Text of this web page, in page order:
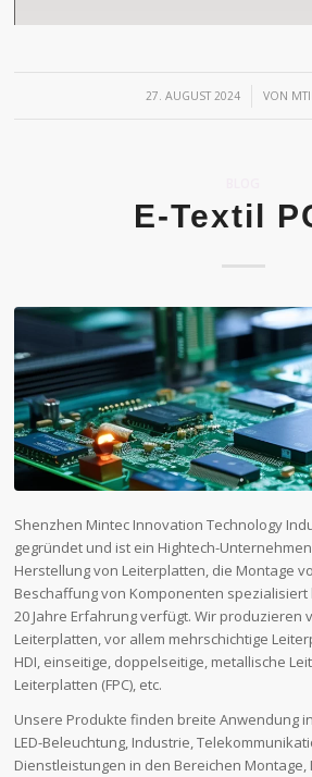
27. AUGUST 2024
/ VON
E-Textil
Shenzhen Mintec Innovation Technology
gegründet und ist ein Hightech-
Herstellung von Leiterplatten, die Montage
Beschaffung von Komponenten
20 Jahre Erfahrung verfügt. Wir produzieren
Leiterplatten, vor allem mehrschichtige
HDI, einseitige, doppelseitige, metallische
Leiterplatten (FPC), etc.
Unsere Produkte finden breite Anwendung
LED-Beleuchtung, Industrie,
Dienstleistungen in den Bereichen